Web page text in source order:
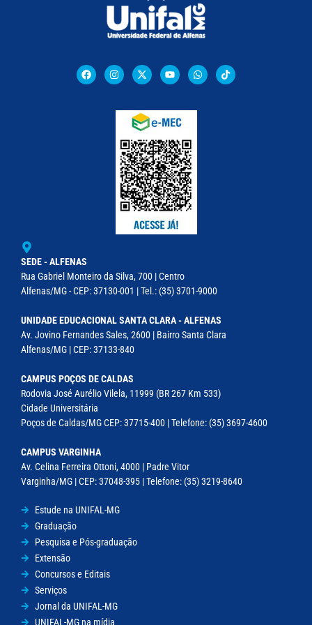
SEDE - ALFENAS
Rua Gabriel Monteiro da Silva, 700 | Centro
Alfenas/MG - CEP: 37130-001 | Tel.: (35) 3701-9000
UNIDADE EDUCACIONAL SANTA CLARA - ALFENAS
Av. Jovino Fernandes Sales, 2600 | Bairro Santa Clara
Alfenas/MG | CEP: 37133-840
CAMPUS POÇOS DE CALDAS
Rodovia José Aurélio Vilela, 11999 (BR 267 Km 533)
Cidade Universitária
Poços de Caldas/MG CEP: 37715-400 | Telefone: (35) 3697-4600
CAMPUS VARGINHA
Av. Celina Ferreira Ottoni, 4000 | Padre Vitor
Varginha/MG | CEP: 37048-395 | Telefone: (35) 3219-8640
Estude na UNIFAL-MG
Graduação
Pesquisa e Pós-graduação
Extensão
Concursos e Editais
Serviços
Jornal da UNIFAL-MG
UNIFAL-MG na mídia